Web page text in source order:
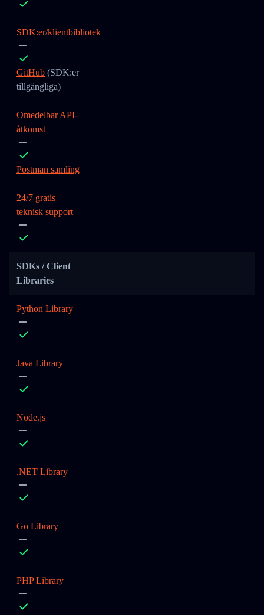
SDK:er/klientbibliotek
GitHub (SDK:er
tillgängliga)
Omedelbar API-
åtkomst
Postman samling
24/7 gratis
teknisk support
SDKs / Client
Libraries
Python Library
Java Library
Node.js
.NET Library
Go Library
PHP Library